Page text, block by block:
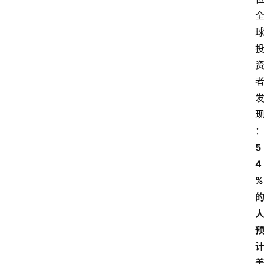
全
球
投
资
者
发
现
：
5
4
%
的
人
预
计